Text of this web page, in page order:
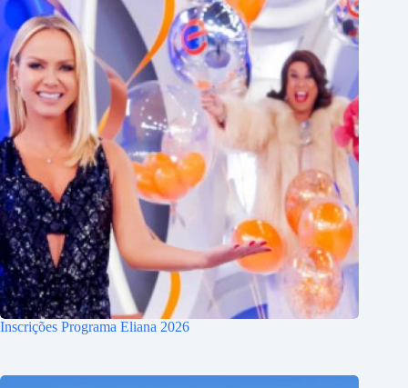
Inscrições Programa Eliana 2026